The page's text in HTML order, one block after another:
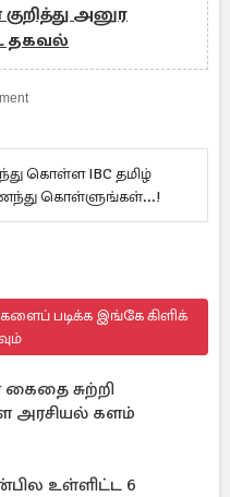
அனுர
தகவல்
கொள்ள IBC தமிழ்
கொள்ளுங்கள்...!
படிக்க இங்கே கிளிக்
கைதை சுற்றி
அரசியல் களம்
உள்ளிட்ட 6